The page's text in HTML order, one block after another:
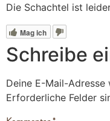
Die Schachtel ist
Mag ich
Schreibe
Deine E-Mail-
Erforderliche Felder